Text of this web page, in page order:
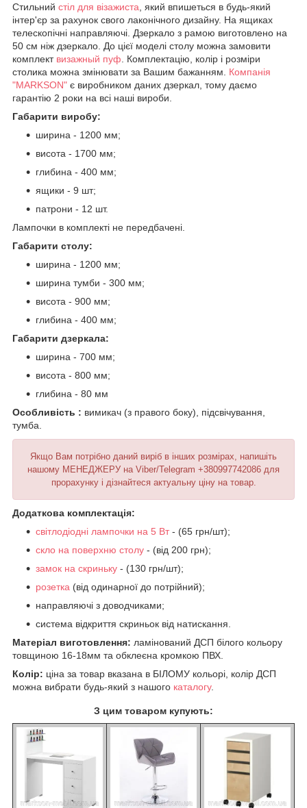
Стильний стіл для візажиста, який впишеться в будь-який
інтер'єр за рахунок свого лаконічного дизайну. На ящиках
телескопічні направляючі. Дзеркало з рамою виготовлено на
50 см ніж дзеркало. До цієї моделі столу можна замовити
комплект визажный пуф. Комплектацію, колір і розміри
столика можна змінювати за Вашим бажанням. Компанія
"MARKSON" є виробником даних дзеркал, тому даємо
гарантію 2 роки на всі наші вироби.
Габарити виробу:
ширина - 1200 мм;
висота - 1700 мм;
глибина - 400 мм;
ящики - 9 шт;
патрони - 12 шт.
Лампочки в комплекті не передбачені.
Габарити столу:
ширина - 1200 мм;
ширина тумби - 300 мм;
висота - 900 мм;
глибина - 400 мм;
Габарити дзеркала:
ширина - 700 мм;
висота - 800 мм;
глибина - 80 мм
Особливість : вимикач (з правого боку), підсвічування,
тумба.
Якщо Вам потрібно даний виріб в інших розмірах, напишіть
нашому МЕНЕДЖЕРУ на Viber/Telegram +380997742086 для
прорахунку і дізнайтеся актуальну ціну на товар.
Додаткова комплектація:
світлодіодні лампочки на 5 Вт- (65 грн/шт);
скло на поверхню столу - (від 200 грн);
замок на скриньку - (130 грн/шт);
розетка (від одинарної до потрійний);
направляючі з доводчиками;
система відкриття скриньок від натискання.
Матеріал виготовлення: ламінований ДСП білого кольору
товщиною 16-18мм та обклеєна кромкою ПВХ.
Колір: ціна за товар вказана в БІЛОМУ кольорі, колір ДСП
можна вибрати будь-який з нашого каталогу.
З цим товаром купують: